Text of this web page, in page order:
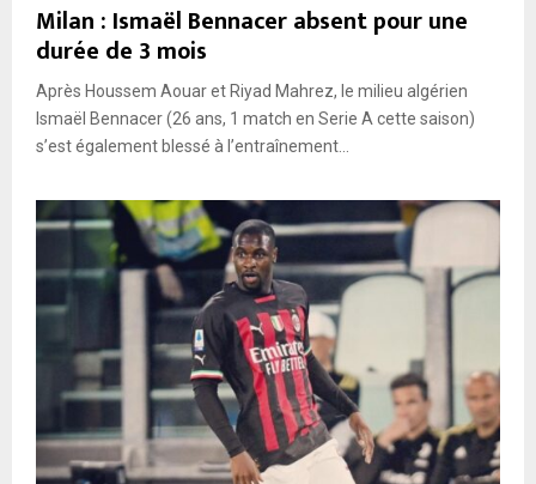
Milan : Ismaël Bennacer absent pour une
durée de 3 mois
Après Houssem Aouar et Riyad Mahrez, le milieu algérien
Ismaël Bennacer (26 ans, 1 match en Serie A cette saison)
s’est également blessé à l’entraînement...